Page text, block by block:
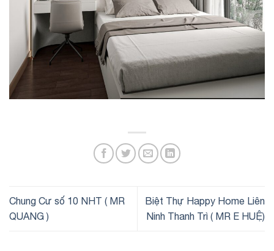
Chung Cư số 10 NHT ( MR
QUANG )
Biệt Thự Happy Home Liên
Ninh Thanh Trì ( MR E HUỆ)